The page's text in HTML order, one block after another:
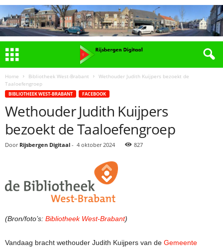
Home Bibliotheek West-Brabant
Wethouder Judith Kuijpers bezoekt de
Taaloefengroep
BIBLIOTHEEK WEST-BRABANT FACEBOOK
Wethouder Judith Kuijpers
bezoekt de Taaloefengroep
Door Rijsbergen Digitaal - 4 oktober 2024 827
(Bron/foto’s: Bibliotheek West-Brabant)
Vandaag bracht wethouder Judith Kuijpers van de Gemeente